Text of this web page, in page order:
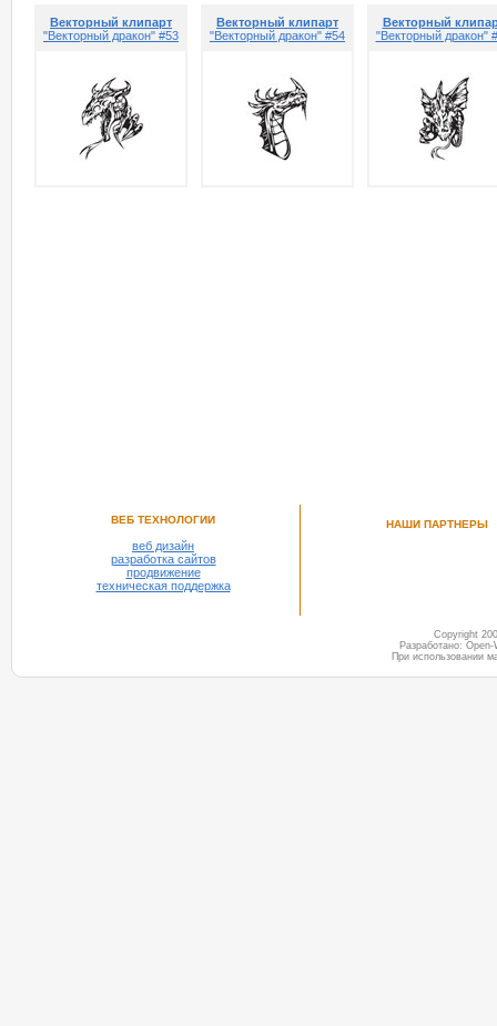
Векторный клипарт
"Векторный дракон" #53
Векторный клипарт
"Векторный дракон" #54
Векторный
"Векторный дракон"
ВЕБ ТЕХНОЛОГИИ
веб дизайн
разработка сайтов
продвижение
техническая поддержка
НАШИ ПАРТНЕРЫ
Copyright
Разработано:
При использовании